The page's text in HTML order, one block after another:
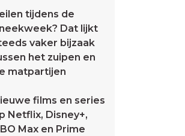
tijdens de
Dat lijkt
vaker bijzaak
het zuipen en
matpartijen
films en series
Netflix, Disney+,
Max en Prime